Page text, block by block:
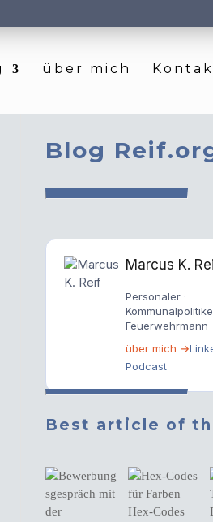
über mich
Blog
Marcus K.
Personaler ·
Feuerwehrmann
über mich →
Podcast
Best article of
Hex-Codes